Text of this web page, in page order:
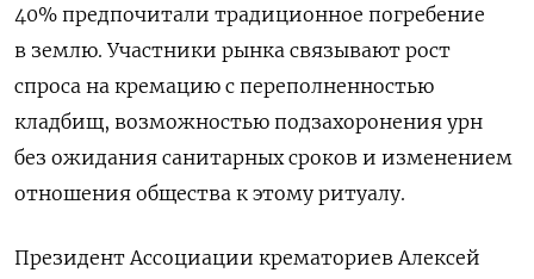
40% предпочитали традиционное погребение
в землю. Участники рынка связывают рост
спроса на кремацию с переполненностью
кладбищ, возможностью подзахоронения урн
без ожидания санитарных сроков и изменением
отношения общества к этому ритуалу.
Президент Ассоциации крематориев Алексей